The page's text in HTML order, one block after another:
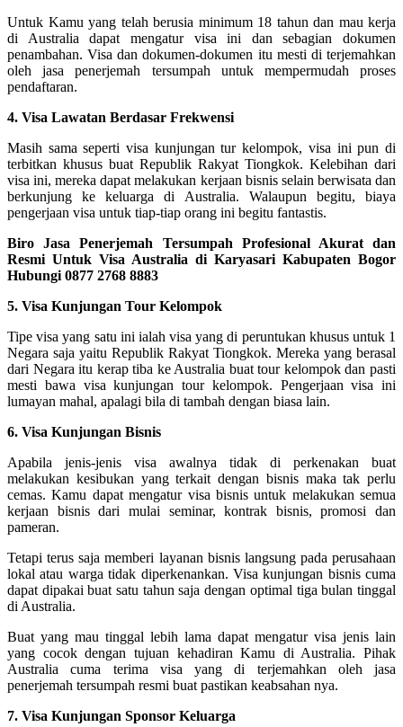
Untuk Kamu yang telah berusia minimum 18 tahun dan mau kerja
di Australia dapat mengatur visa ini dan sebagian dokumen
penambahan. Visa dan dokumen-dokumen itu mesti di terjemahkan
oleh jasa penerjemah tersumpah untuk mempermudah proses
pendaftaran.
4. Visa Lawatan Berdasar Frekwensi
Masih sama seperti visa kunjungan tur kelompok, visa ini pun di
terbitkan khusus buat Republik Rakyat Tiongkok. Kelebihan dari
visa ini, mereka dapat melakukan kerjaan bisnis selain berwisata dan
berkunjung ke keluarga di Australia. Walaupun begitu, biaya
pengerjaan visa untuk tiap-tiap orang ini begitu fantastis.
Biro Jasa Penerjemah Tersumpah Profesional Akurat dan
Resmi Untuk Visa Australia di Karyasari Kabupaten Bogor
Hubungi 0877 2768 8883
5. Visa Kunjungan Tour Kelompok
Tipe visa yang satu ini ialah visa yang di peruntukan khusus untuk 1
Negara saja yaitu Republik Rakyat Tiongkok. Mereka yang berasal
dari Negara itu kerap tiba ke Australia buat tour kelompok dan pasti
mesti bawa visa kunjungan tour kelompok. Pengerjaan visa ini
lumayan mahal, apalagi bila di tambah dengan biasa lain.
6. Visa Kunjungan Bisnis
Apabila jenis-jenis visa awalnya tidak di perkenakan buat
melakukan kesibukan yang terkait dengan bisnis maka tak perlu
cemas. Kamu dapat mengatur visa bisnis untuk melakukan semua
kerjaan bisnis dari mulai seminar, kontrak bisnis, promosi dan
pameran.
Tetapi terus saja memberi layanan bisnis langsung pada perusahaan
lokal atau warga tidak diperkenankan. Visa kunjungan bisnis cuma
dapat dipakai buat satu tahun saja dengan optimal tiga bulan tinggal
di Australia.
Buat yang mau tinggal lebih lama dapat mengatur visa jenis lain
yang cocok dengan tujuan kehadiran Kamu di Australia. Pihak
Australia cuma terima visa yang di terjemahkan oleh jasa
penerjemah tersumpah resmi buat pastikan keabsahan nya.
7. Visa Kunjungan Sponsor Keluarga